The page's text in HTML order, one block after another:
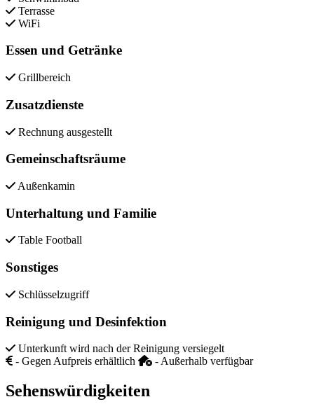
Terrasse
WiFi
Essen und Getränke
Grillbereich
Zusatzdienste
Rechnung ausgestellt
Gemeinschaftsräume
Außenkamin
Unterhaltung und Familie
Table Football
Sonstiges
Schlüsselzugriff
Reinigung und Desinfektion
Unterkunft wird nach der Reinigung versiegelt
- Gegen Aufpreis erhältlich
- Außerhalb verfügbar
Sehenswürdigkeiten